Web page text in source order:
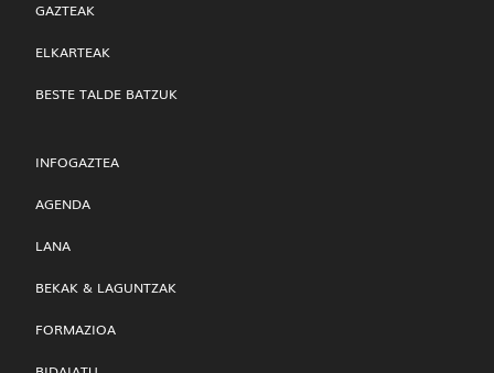
GAZTEAK
ELKARTEAK
BESTE TALDE BATZUK
INFOGAZTEA
AGENDA
LANA
BEKAK & LAGUNTZAK
FORMAZIOA